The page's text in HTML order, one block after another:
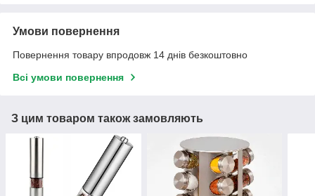
Умови повернення
Повернення товару впродовж 14 днів безкоштовно
Всі умови повернення
З цим товаром також замовляють